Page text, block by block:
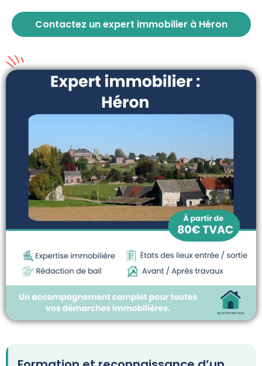
Contactez un expert immobilier à Héron